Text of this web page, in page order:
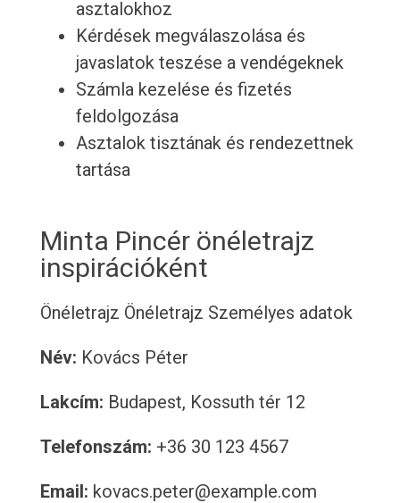
asztalokhoz
Kérdések megválaszolása és
javaslatok teszése a vendégeknek
Számla kezelése és fizetés
feldolgozása
Asztalok tisztának és rendezettnek
tartása
Minta Pincér önéletrajz
inspirációként
Önéletrajz Önéletrajz Személyes adatok
Név: Kovács Péter
Lakcím: Budapest, Kossuth tér 12
Telefonszám: +36 30 123 4567
Email: kovacs.peter@example.com